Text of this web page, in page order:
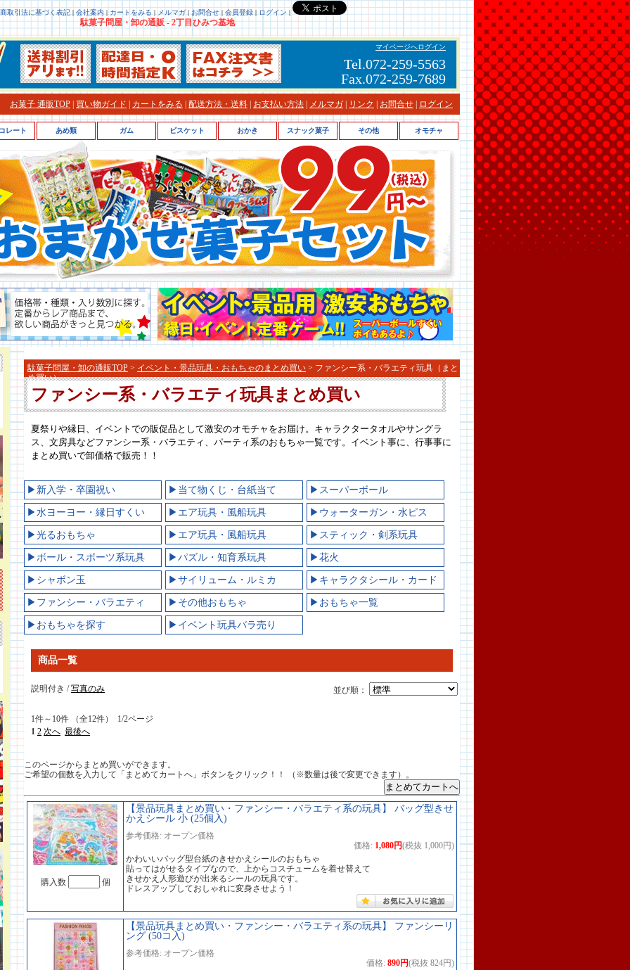
取引法に基づく表記 | 会社案内 | カートをみる | メルマガ| お問合せ| 会員登録| ログイン |
駄菓子問屋・卸の通販 - 2丁目ひみつ基地
マイページへログイン
Tel.072-259-5563
Fax.072-259-7689
お菓子 通販TOP 買い物ガイド カートをみる 配送方法・送料 お支払い方法 メルマガ リンク お問合せ ログイン
駄菓子問屋・卸の通販TOP > イベント・景品玩具・おもちゃのまとめ買い > ファンシー系・バラエティ玩具（まと
め買い）
ファンシー系・バラエティ玩具まとめ買い
夏祭りや縁日、イベントでの販促品として激安のオモチャをお届け。キャラクタータオルやサングラ
ス、文房具などファンシー系・バラエティ、パーティ系のおもちゃ一覧です。イベント事に、行事事に
まとめ買いで卸価格で販売！！
▶新入学・卒園祝い ▶当て物くじ・台紙当て ▶スーパーボール
▶水ヨーヨー・縁日すくい ▶エア玩具・風船玩具 ▶ウォーターガン・水ピス
▶光るおもちゃ ▶エア玩具・風船玩具 ▶スティック・剣系玩具
▶ボール・スポーツ系玩具 ▶パズル・知育系玩具 ▶花火
▶シャボン玉 ▶サイリューム・ルミカ ▶キャラクタシール・カード
▶ファンシー・バラエティ ▶その他おもちゃ ▶おもちゃ一覧
▶おもちゃを探す ▶イベント玩具バラ売り
商品一覧
並び順：
説明付き /写真のみ
1件～10件 （全12件） 1/2ページ
1 2 次へ 最後へ
このページからまとめ買いができます。
ご希望の個数を入力して「まとめてカートへ」ボタンをクリック！！ （※数量は後で変更できます）。
購入数 個
【景品玩具まとめ買い・ファンシー・バラエティ系の玩具】 バッグ型きせ
かえシール 小 (25個入)
参考価格: オープン価格
価格: 1,080円(税抜 1,000円)
かわいいバッグ型台紙のきせかえシールのおもちゃ
貼ってはがせるタイプなので、上からコスチュームを着せ替えて
きせかえ人形遊びが出来るシールの玩具です。
ドレスアップしておしゃれに変身させよう！
【景品玩具まとめ買い・ファンシー・バラエティ系の玩具】 ファンシーリ
ング (50コ入)
参考価格: オープン価格
価格: 890円(税抜 824円)